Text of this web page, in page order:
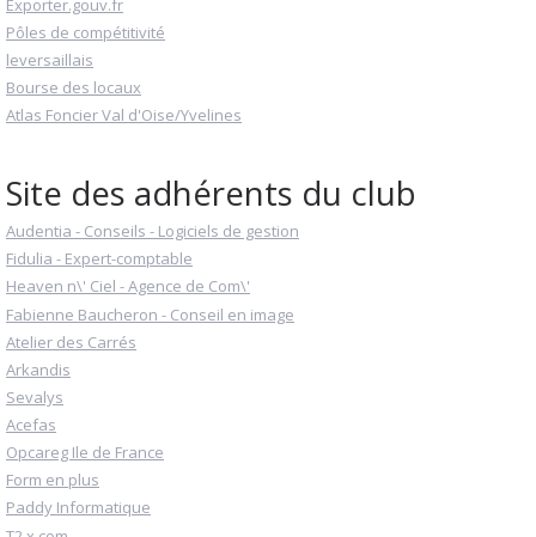
Exporter.gouv.fr
Pôles de compétitivité
leversaillais
Bourse des locaux
Atlas Foncier Val d'Oise/Yvelines
Site des adhérents du club
Audentia - Conseils - Logiciels de gestion
Fidulia - Expert-comptable
Heaven n\' Ciel - Agence de Com\'
Fabienne Baucheron - Conseil en image
Atelier des Carrés
Arkandis
Sevalys
Acefas
Opcareg Ile de France
Form en plus
Paddy Informatique